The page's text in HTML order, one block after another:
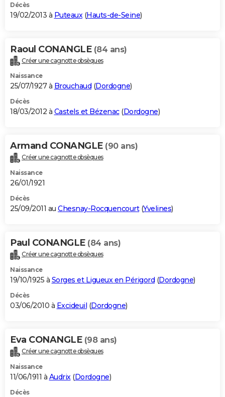
Décès
19/02/2013 à Puteaux (Hauts-de-Seine)
Raoul CONANGLE (84 ans)
Créer une cagnotte obsèques
Naissance
25/07/1927 à Brouchaud (Dordogne)
Décès
18/03/2012 à Castels et Bézenac(Dordogne)
Armand CONANGLE (90 ans)
Créer une cagnotte obsèques
Naissance
26/01/1921
Décès
25/09/2011 au Chesnay-Rocquencourt(Yvelines)
Paul CONANGLE (84 ans)
Créer une cagnotte obsèques
Naissance
19/10/1925 à Sorges et Ligueux en Périgord (Dordogne)
Décès
03/06/2010 à Excideuil (Dordogne)
Eva CONANGLE (98 ans)
Créer une cagnotte obsèques
Naissance
11/06/1911 à Audrix(Dordogne)
Décès